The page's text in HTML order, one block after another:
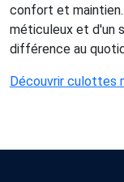
confort et
méticuleux et d'un
différence au
Découvrir culottes